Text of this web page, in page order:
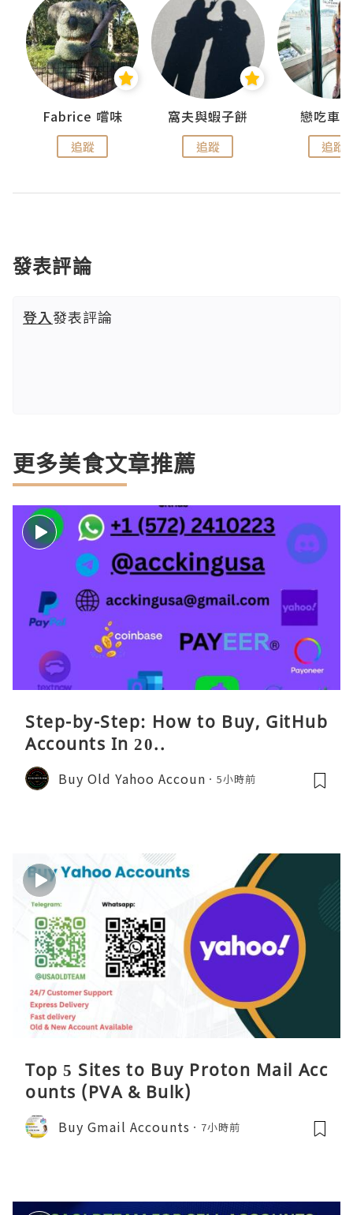
Fabrice 嚐味
追蹤
窩夫與蝦子餅
追蹤
戀吃車
追蹤
發表評論
登入發表評論
更多美食文章推薦
Step-by-Step: How to Buy, GitHub
Accounts In 20..
Buy Old Yahoo Accoun 5小時前
Top 5 Sites to Buy Proton Mail Acc
ounts (PVA & Bulk)
Buy Gmail Accounts 7小時前